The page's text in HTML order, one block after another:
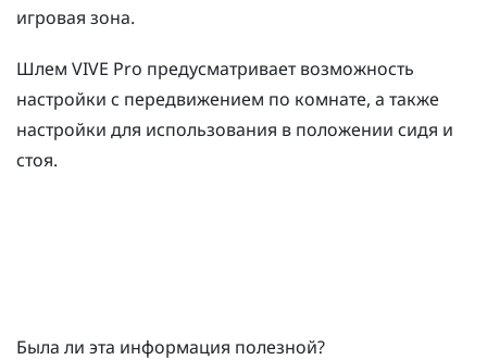
игровая зона.
Шлем VIVE Pro предусматривает возможность
настройки с передвижением по комнате, а также
настройки для использования в положении сидя и
стоя.
Была ли эта информация полезной?